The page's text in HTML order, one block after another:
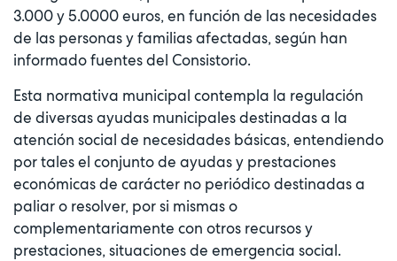
3.000 y 5.0000 euros, en función de las necesidades
de las personas y familias afectadas, según han
informado fuentes del Consistorio.
Esta normativa municipal contempla la regulación
de diversas ayudas municipales destinadas a la
atención social de necesidades básicas, entendiendo
por tales el conjunto de ayudas y prestaciones
económicas de carácter no periódico destinadas a
paliar o resolver, por si mismas o
complementariamente con otros recursos y
prestaciones, situaciones de emergencia social.